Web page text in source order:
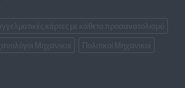
κάρτες με κάθετο προσανατολισμό
Μηχανικοί
Πολιτικοί Μηχανικοί